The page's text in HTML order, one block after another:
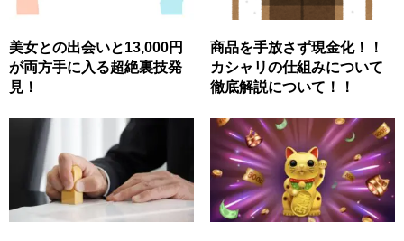
美女との出会いと13,000円
が両方手に入る超絶裏技発
見！
商品を手放さず現金化！！
カシャリの仕組みについて
徹底解説について！！